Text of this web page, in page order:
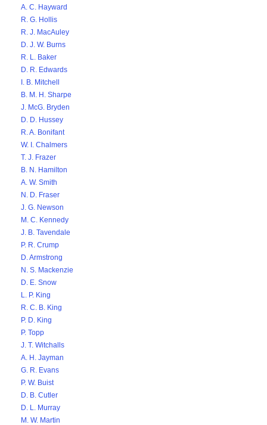
A. C. Hayward
R. G. Hollis
R. J. MacAuley
D. J. W. Burns
R. L. Baker
D. R. Edwards
I. B. Mitchell
B. M. H. Sharpe
J. McG. Bryden
D. D. Hussey
R. A. Bonifant
W. I. Chalmers
T. J. Frazer
B. N. Hamilton
A. W. Smith
N. D. Fraser
J. G. Newson
M. C. Kennedy
J. B. Tavendale
P. R. Crump
D. Armstrong
N. S. Mackenzie
D. E. Snow
L. P. King
R. C. B. King
P. D. King
P. Topp
J. T. Witchalls
A. H. Jayman
G. R. Evans
P. W. Buist
D. B. Cutler
D. L. Murray
M. W. Martin